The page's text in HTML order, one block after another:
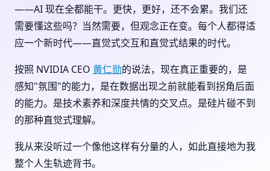
——AI 现在全都能干。更快，更好，还不会累。我们还
需要懂这些吗？当然需要，但观念正在变。每个人都得适
应一个新时代——直觉式交互和直觉式结果的时代。
按照 NVIDIA CEO 黄仁勋的说法，现在真正重要的，是
感知"氛围"的能力，是在数据出现之前就能看到拐角后面
的能力。是技术素养和深度共情的交叉点。是硅片碰不到
的那种直觉式理解。
我从来没听过一个像他这样有分量的人，如此直接地为我
整个人生轨迹背书。